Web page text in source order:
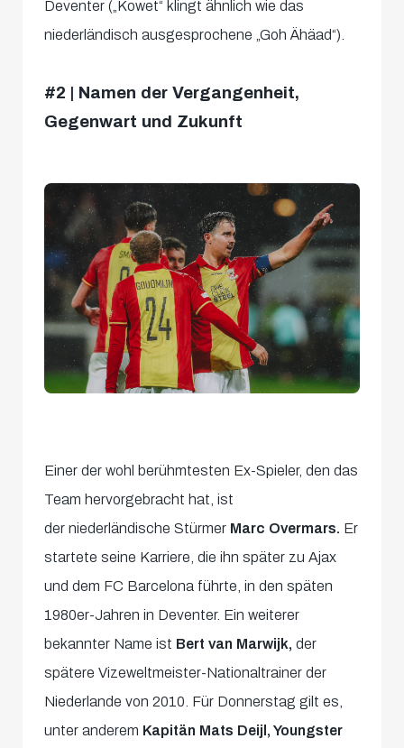
Deventer („Kowet“ klingt ähnlich wie das
niederländisch ausgesprochene „Goh Ähäad“).
#2 | Namen der Vergangenheit,
Gegenwart und Zukunft
Einer der wohl berühmtesten Ex-Spieler, den das
Team hervorgebracht hat, ist
der niederländische Stürmer Marc Overmars. Er
startete seine Karriere, die ihn später zu Ajax
und dem FC Barcelona führte, in den späten
1980er-Jahren in Deventer. Ein weiterer
bekannter Name ist Bert van Marwijk,der
spätere Vizeweltmeister-Nationaltrainer der
Niederlande von 2010. Für Donnerstag gilt es,
unter anderem Kapitän Mats Deijl, Youngster